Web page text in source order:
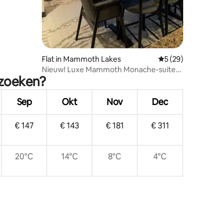
Flat in Mammoth Lakes Gemiddelde
5 (29)
Nieuw! Luxe Mammoth Monache-suite
met 2 slaapkamers en uitzicht!
Sep Okt Nov Dec
€ 147 € 143 € 181 € 311
20°C 14°C 8°C 4°C